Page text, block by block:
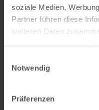
soziale Medien,
Partner führen diese
weiteren Daten
Notwendig
Präferenzen
Weitere